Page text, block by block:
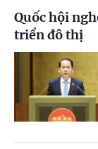
Quốc hội
triển đô thị